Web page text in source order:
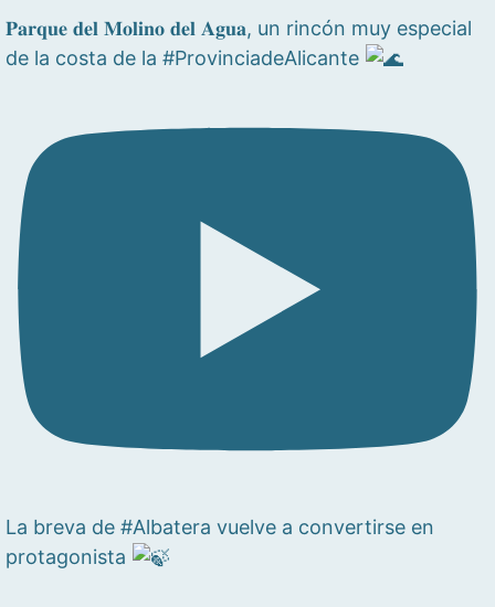
𝐏𝐚𝐫𝐪𝐮𝐞 𝐝𝐞𝐥 𝐌𝐨𝐥𝐢𝐧𝐨 𝐝𝐞𝐥 𝐀𝐠𝐮𝐚, un rincón muy especial
de la costa de la #ProvinciadeAlicante
La breva de #Albatera vuelve a convertirse en
protagonista